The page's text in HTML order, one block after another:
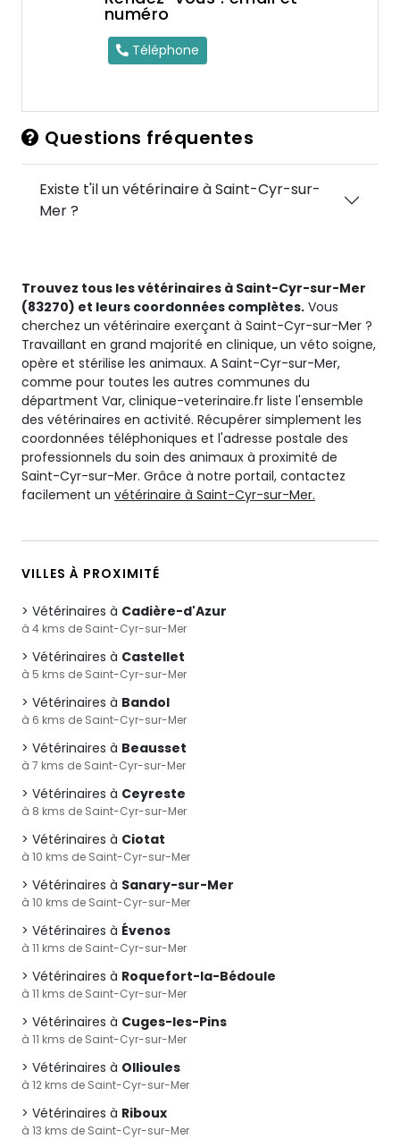
numéro
Téléphone
Questions fréquentes
Existe t'il un vétérinaire à Saint-Cyr-sur-
Mer ?
Trouvez tous les vétérinaires à Saint-Cyr-sur-Mer
(83270) et leurs coordonnées complètes. Vous
cherchez un vétérinaire exerçant à Saint-Cyr-sur-Mer ?
Travaillant en grand majorité en clinique, un véto soigne,
opère et stérilise les animaux. A Saint-Cyr-sur-Mer,
comme pour toutes les autres communes du
départment Var, clinique-veterinaire.fr liste l'ensemble
des vétérinaires en activité. Récupérer simplement les
coordonnées téléphoniques et l'adresse postale des
professionnels du soin des animaux à proximité de
Saint-Cyr-sur-Mer. Grâce à notre portail, contactez
facilement un vétérinaire à Saint-Cyr-sur-Mer.
VILLES À PROXIMITÉ
Vétérinaires à Cadière-d'Azur
à 4 kms de Saint-Cyr-sur-Mer
Vétérinaires à Castellet
à 5 kms de Saint-Cyr-sur-Mer
Vétérinaires à Bandol
à 6 kms de Saint-Cyr-sur-Mer
Vétérinaires à Beausset
à 7 kms de Saint-Cyr-sur-Mer
Vétérinaires à Ceyreste
à 8 kms de Saint-Cyr-sur-Mer
Vétérinaires à Ciotat
à 10 kms de Saint-Cyr-sur-Mer
Vétérinaires à Sanary-sur-Mer
à 10 kms de Saint-Cyr-sur-Mer
Vétérinaires à Évenos
à 11 kms de Saint-Cyr-sur-Mer
Vétérinaires à Roquefort-la-Bédoule
à 11 kms de Saint-Cyr-sur-Mer
Vétérinaires à Cuges-les-Pins
à 11 kms de Saint-Cyr-sur-Mer
Vétérinaires à Ollioules
à 12 kms de Saint-Cyr-sur-Mer
Vétérinaires à Riboux
à 13 kms de Saint-Cyr-sur-Mer